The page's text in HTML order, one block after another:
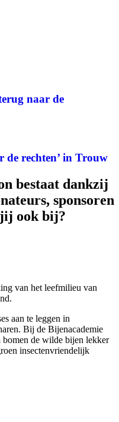
naar de
de rechten’ in Trouw
bestaat dankzij
sponsoren
ook bij?
van het leefmilieu van
aan te leggen in
Bij de Bijenacademie
bomen de wilde bijen lekker
insectenvriendelijk